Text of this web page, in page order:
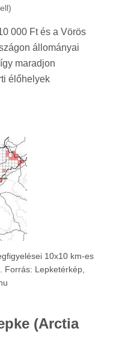
000 Ft és a Vörös
állományai
maradjon
élőhelyek
10x10 km-es
Forrás: Lepketérkép,
(Arctia